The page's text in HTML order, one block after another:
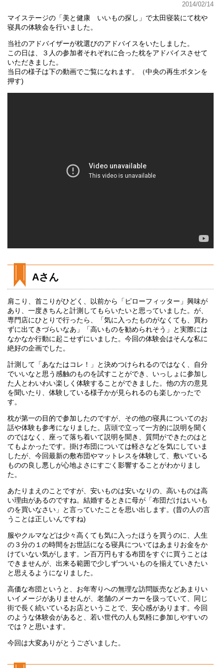
2014/02/14
マイステージの「美と健康 いいもの探し」で太田寝装にて枕や
寝具の体験会を行いました。
当社のアドバイザーが枕選びのアドバイスをいたしました。
この日は、３人の参加者それぞれに合った枕をアドバイスさせて
いただきました。
当日の様子は下の動画でご覧になれます。（中央の再生ボタンを
押す)
Aさん
肩こり、首こりがひどく、以前から「ピローフィッター」興味が
あり、一度きちんと計測してもらいたいと思っていました。が、
専門店にひとりで行ったら、「気に入ったものがなくても、買わ
ずに出てきづらいなあ」「高いものを勧められそう」と実際には
なかなか行動に起こせずにいました。今回の体験会はそんな私に
絶好の企画でした。
計測して「あなたはコレ！」と決めつけられるのではなく、自分
でいいなと思う感触のものを試すことができ、いっしょに参加し
た人とわいわい楽しく体験することができました。他の方の意見
を聞いたり、体験している様子かが見られるのも楽しかったで
す。
枕が第一の目的で参加したのですが、その他の寝具についてのお
話や体験も参考になりました。店頭で立って一方的に説明を聞く
のではなく、座って落ち着いて説明を聞き、質問ができたのはと
てもよかったです。掛け布団については軽さなどを気にしていま
したが、今回最新の敷布団やマットレスを体験して、敷いている
ものの良し悪しが心地よさにすごく影響することがわかりまし
た。
あたりまえのことですが、安いものは安いなりの、高いものは高
い理由があるのですね。結婚するときに母が「布団だけはいいも
のを買いなさい」と言っていたことを思い出します。(昔の人の言
うことは正しいんですね)
服やクルマなどは少々高くても気に入ったほうを買うのに、人生
の３分の１の時間をお世話になる寝具についてはあまりお金をか
けていない気がします。ン百万円もする布団をすぐに買うことは
できませんが、出来る範囲で少しずついいものを揃えていきたい
と思えるようになりました。
高価な布団というと、お年寄りへの無理な訪問販売などあまりい
いイメージがありませんが、老舗のメーカーを扱っていて、同じ
街で長く続いているお店ということで、安心感があります。今回
のような体験会があると、若い世代の人も気軽に参加しやすいの
では？と思います。
今回は大変ありがとうございました。